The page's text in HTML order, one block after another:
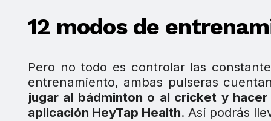
12 modos de
Pero no todo es controlar las
entrenamiento, ambas pulseras
jugar al bádminton o al cricket y
aplicación HeyTap Health. Así podrás